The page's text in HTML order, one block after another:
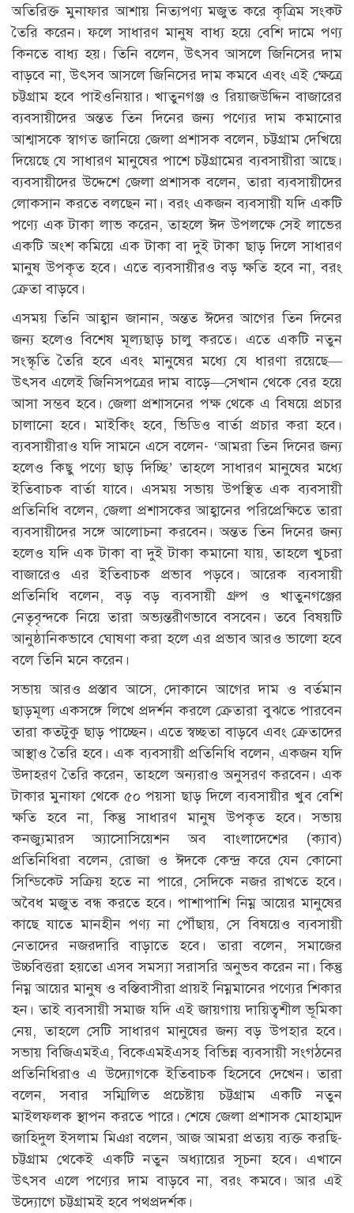
অতিরিক্ত মুনাফার আশায় নিত্যপণ্য মজুত করে কৃত্রিম সংকট
তৈরি করেন। ফলে সাধারণ মানুষ বাধ্য হয়ে বেশি দামে পণ্য
কিনতে বাধ্য হয়। তিনি বলেন, উৎসব আসলে জিনিসের দাম
বাড়বে না, উৎসব আসলে জিনিসের দাম কমবে এবং এই ক্ষেত্রে
চট্টগ্রাম হবে পাইওনিয়ার। খাতুনগঞ্জ ও রিয়াজউদ্দিন বাজারের
ব্যবসায়ীদের অন্তত তিন দিনের জন্য পণ্যের দাম কমানোর
আশ্বাসকে স্বাগত জানিয়ে জেলা প্রশাসক বলেন, চট্টগ্রাম দেখিয়ে
দিয়েছে যে সাধারণ মানুষের পাশে চট্টগ্রামের ব্যবসায়ীরা আছে।
ব্যবসায়ীদের উদ্দেশে জেলা প্রশাসক বলেন, তারা ব্যবসায়ীদের
লোকসান করতে বলছেন না। বরং একজন ব্যবসায়ী যদি একটি
পণ্যে এক টাকা লাভ করেন, তাহলে ঈদ উপলক্ষে সেই লাভের
একটি অংশ কমিয়ে এক টাকা বা দুই টাকা ছাড় দিলে সাধারণ
মানুষ উপকৃত হবে। এতে ব্যবসায়ীরও বড় ক্ষতি হবে না, বরং
ক্রেতা বাড়বে।
এসময় তিনি আহ্বান জানান, অন্তত ঈদের আগের তিন দিনের
জন্য হলেও বিশেষ মূল্যছাড় চালু করতে। এতে একটি নতুন
সংস্কৃতি তৈরি হবে এবং মানুষের মধ্যে যে ধারণা রয়েছে—
উৎসব এলেই জিনিসপত্রের দাম বাড়ে—সেখান থেকে বের হয়ে
আসা সম্ভব হবে। জেলা প্রশাসনের পক্ষ থেকে এ বিষয়ে প্রচার
চালানো হবে। মাইকিং হবে, ভিডিও বার্তা প্রচার করা হবে।
ব্যবসায়ীরাও যদি সামনে এসে বলেন- ‘আমরা তিন দিনের জন্য
হলেও কিছু পণ্যে ছাড় দিচ্ছি’ তাহলে সাধারণ মানুষের মধ্যে
ইতিবাচক বার্তা যাবে। এসময় সভায় উপস্থিত এক ব্যবসায়ী
প্রতিনিধি বলেন, জেলা প্রশাসকের আহ্বানের পরিপ্রেক্ষিতে তারা
ব্যবসায়ীদের সঙ্গে আলোচনা করবেন। অন্তত তিন দিনের জন্য
হলেও যদি এক টাকা বা দুই টাকা কমানো যায়, তাহলে খুচরা
বাজারেও এর ইতিবাচক প্রভাব পড়বে। আরেক ব্যবসায়ী
প্রতিনিধি বলেন, বড় বড় ব্যবসায়ী গ্রুপ ও খাতুনগঞ্জের
নেতৃবৃন্দকে নিয়ে তারা অভ্যন্তরীণভাবে বসবেন। তবে বিষয়টি
আনুষ্ঠানিকভাবে ঘোষণা করা হলে এর প্রভাব আরও ভালো হবে
বলে তিনি মনে করেন।
সভায় আরও প্রস্তাব আসে, দোকানে আগের দাম ও বর্তমান
ছাড়মূল্য একসঙ্গে লিখে প্রদর্শন করলে ক্রেতারা বুঝতে পারবেন
তারা কতটুকু ছাড় পাচ্ছেন। এতে স্বচ্ছতা বাড়বে এবং ক্রেতাদের
আস্থাও তৈরি হবে। এক ব্যবসায়ী প্রতিনিধি বলেন, একজন যদি
উদাহরণ তৈরি করেন, তাহলে অন্যরাও অনুসরণ করবেন। এক
টাকার মুনাফা থেকে ৫০ পয়সা ছাড় দিলে ব্যবসায়ীর খুব বেশি
ক্ষতি হবে না, কিন্তু সাধারণ মানুষ উপকৃত হবে। সভায়
কনজ্যুমারস অ্যাসোসিয়েশন অব বাংলাদেশের (ক্যাব)
প্রতিনিধিরা বলেন, রোজা ও ঈদকে কেন্দ্র করে যেন কোনো
সিন্ডিকেট সক্রিয় হতে না পারে, সেদিকে নজর রাখতে হবে।
অবৈধ মজুত বন্ধ করতে হবে। পাশাপাশি নিম্ন আয়ের মানুষের
কাছে যাতে মানহীন পণ্য না পৌঁছায়, সে বিষয়েও ব্যবসায়ী
নেতাদের নজরদারি বাড়াতে হবে। তারা বলেন, সমাজের
উচ্চবিত্তরা হয়তো এসব সমস্যা সরাসরি অনুভব করেন না। কিন্তু
নিম্ন আয়ের মানুষ ও বস্তিবাসীরা প্রায়ই নিম্নমানের পণ্যের শিকার
হন। তাই ব্যবসায়ী সমাজ যদি এই জায়গায় দায়িত্বশীল ভূমিকা
নেয়, তাহলে সেটি সাধারণ মানুষের জন্য বড় উপহার হবে।
সভায় বিজিএমইএ, বিকেএমইএসহ বিভিন্ন ব্যবসায়ী সংগঠনের
প্রতিনিধিরাও এ উদ্যোগকে ইতিবাচক হিসেবে দেখেন। তারা
বলেন, সবার সম্মিলিত প্রচেষ্টায় চট্টগ্রাম একটি নতুন
মাইলফলক স্থাপন করতে পারে। শেষে জেলা প্রশাসক মোহাম্মদ
জাহিদুল ইসলাম মিঞা বলেন, আজ আমরা প্রত্যয় ব্যক্ত করছি-
চট্টগ্রাম থেকেই একটি নতুন অধ্যায়ের সূচনা হবে। এখানে
উৎসব এলে পণ্যের দাম বাড়বে না, বরং কমবে। আর এই
উদ্যোগে চট্টগ্রামই হবে পথপ্রদর্শক।